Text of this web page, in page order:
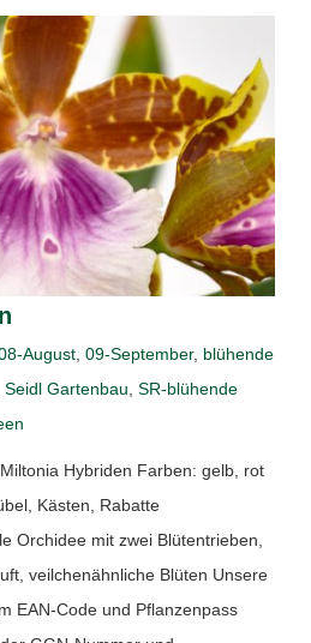
August, 09-September, blühende
Seidl Gartenbau, SR-blühende
Hybriden Farben: gelb, rot
Kästen, Rabatte
Orchidee mit zwei Blütentrieben,
veilchenähnliche Blüten Unsere
EAN-Code und Pflanzenpass